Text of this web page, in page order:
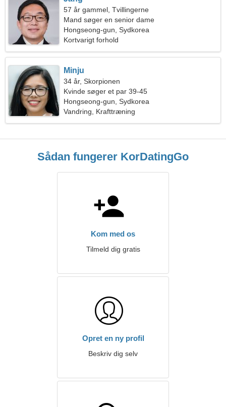
57 år gammel, Tvillingerne
Mand søger en senior dame
Hongseong-gun, Sydkorea
Kortvarigt forhold
Minju
34 år, Skorpionen
Kvinde søger et par 39-45
Hongseong-gun, Sydkorea
Vandring, Krafttræning
Sådan fungerer KorDatingGo
Kom med os
Tilmeld dig gratis
Opret en ny profil
Beskriv dig selv